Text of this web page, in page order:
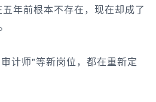
年前根本不存在，现在却成了
计师"等新岗位，都在重新定